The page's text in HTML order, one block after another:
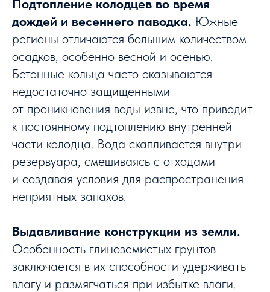
Подтопление колодцев во время
дождей и весеннего паводка. Южные
регионы отличаются большим количеством
осадков, особенно весной и осенью.
Бетонные кольца часто оказываются
недостаточно защищенными
от проникновения воды извне, что приводит
к постоянному подтоплению внутренней
части колодца. Вода скапливается внутри
резервуара, смешиваясь с отходами
и создавая условия для распространения
неприятных запахов.
Выдавливание конструкции из земли.
Особенность глиноземистых грунтов
заключается в их способности удерживать
влагу и размягчаться при избытке влаги.